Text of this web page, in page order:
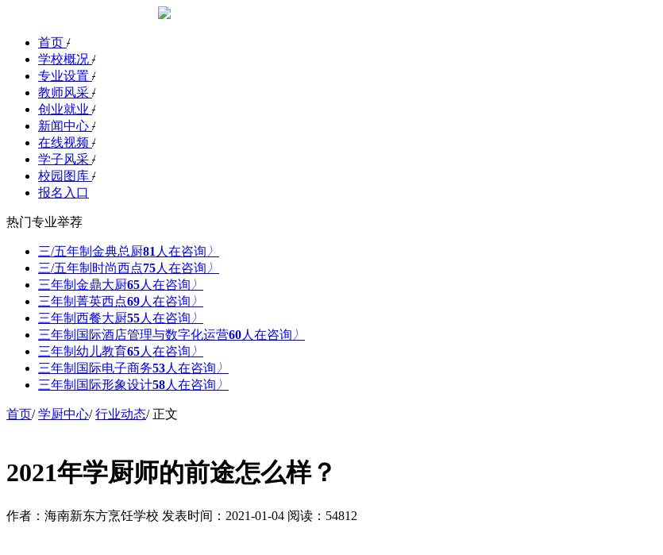
首页 /
学校概况 /
专业设置 /
教师风采 /
创业就业 /
新闻中心 /
在线视频 /
学子风采 /
校园图库 /
报名入口
热门专业举荐
三/五年制金典总厨81 人在咨询 〉
三/五年制时尚西点75人在咨询 〉
三年制金鼎大厨71人在咨询 〉
三年制菁英西点69人在咨询 〉
三年制西餐大厨55人在咨询 〉
三年制国际酒店管理与数字化运营60人在咨询 〉
三年制幼儿教育66人在咨询 〉
三年制国际电子商务51人在咨询 〉
三年制国际形象设计58人在咨询 〉
首页/学厨中心/行业动态/ 正文
2021年学厨师的前途怎么样？
作者：海南新东方烹饪学校 发表时间：2021-01-04 阅读：54812